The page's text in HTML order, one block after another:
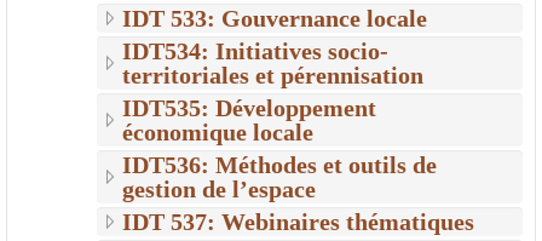
IDT 533: Gouvernance locale
IDT534: Initiatives socio-
territoriales et pérennisation
IDT535: Développement
économique locale
IDT536: Méthodes et outils de
gestion de l’espace
IDT 537: Webinaires thématiques